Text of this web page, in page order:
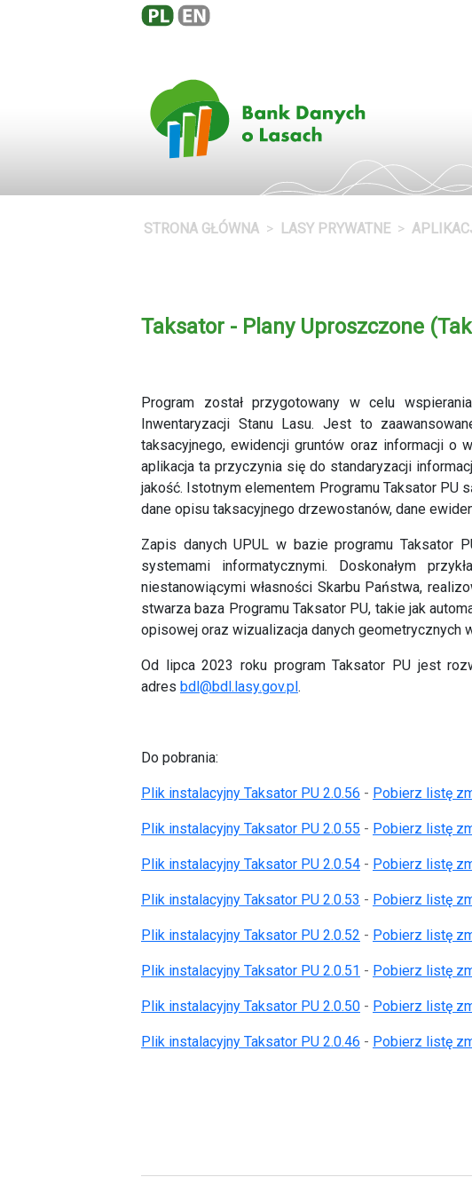
STRONA GŁÓWNA LASY PRYWATNE
Taksator - Plany Uproszczone
Program został przygotowany w celu
Inwentaryzacji Stanu Lasu. Jest to
taksacyjnego, ewidencji gruntów oraz informacji o
aplikacja ta przyczynia się do standaryzacji
jakość. Istotnym elementem Programu Taksator PU
dane opisu taksacyjnego drzewostanów, dane
Zapis danych UPUL w bazie programu Taksator
systemami informatycznymi. Doskonałym
niestanowiącymi własności Skarbu Państwa,
stwarza baza Programu Taksator PU, takie jak
opisowej oraz wizualizacja danych geometrycznych
Od lipca 2023 roku program Taksator PU jest
adres bdl@bdl.lasy.gov.pl.
Do pobrania:
Plik instalacyjny Taksator PU 2.0.56 - Pobierz listę
Plik instalacyjny Taksator PU 2.0.55 - Pobierz listę
Plik instalacyjny Taksator PU 2.0.54 - Pobierz listę
Plik instalacyjny Taksator PU 2.0.53 - Pobierz listę
Plik instalacyjny Taksator PU 2.0.52 - Pobierz listę
Plik instalacyjny Taksator PU 2.0.51 - Pobierz listę
Plik instalacyjny Taksator PU 2.0.50 - Pobierz listę
Plik instalacyjny Taksator PU 2.0.46 - Pobierz listę